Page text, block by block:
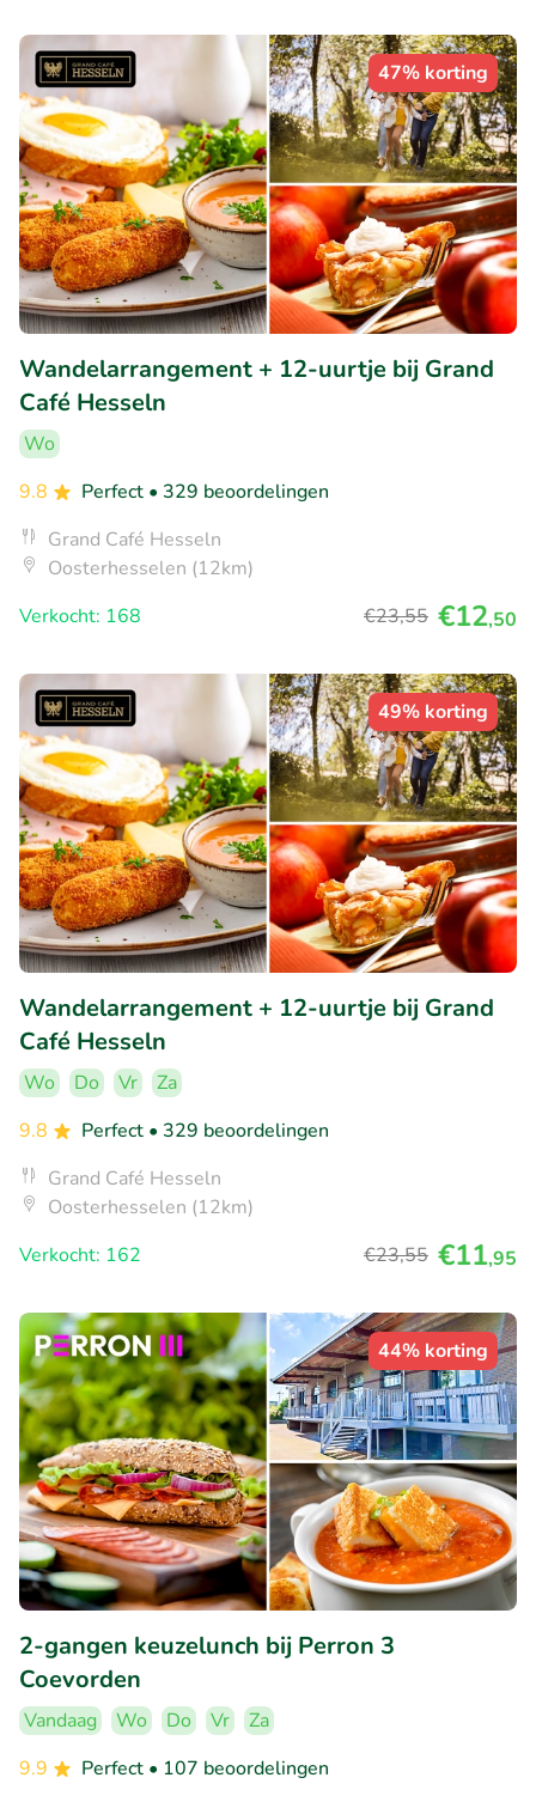
47% korting
Wandelarrangement + 12-uurtje bij Grand
Café Hesseln
Wo
9.8
Perfect • 329 beoordelingen
Grand Café Hesseln
Oosterhesselen (12km)
Verkocht: 168
€23,55 €12,50
49% korting
Wandelarrangement + 12-uurtje bij Grand
Café Hesseln
Wo Do Vr
Za
9.8
Perfect • 329 beoordelingen
Grand Café Hesseln
Oosterhesselen (12km)
Verkocht: 162
€23,55 €11,95
44% korting
2-gangen keuzelunch bij Perron 3
Coevorden
Vandaag Wo Do Vr
Za
9.9
Perfect • 107 beoordelingen